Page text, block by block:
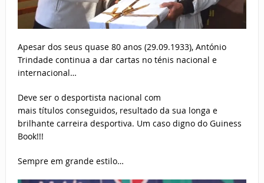
Apesar dos seus quase 80 anos (29.09.1933), António
Trindade continua a dar cartas no ténis nacional e
internacional…
Deve ser o desportista nacional com
mais títulos conseguidos, resultado da sua longa e
brilhante carreira desportiva. Um caso digno do Guiness
Book!!!
Sempre em grande estilo…